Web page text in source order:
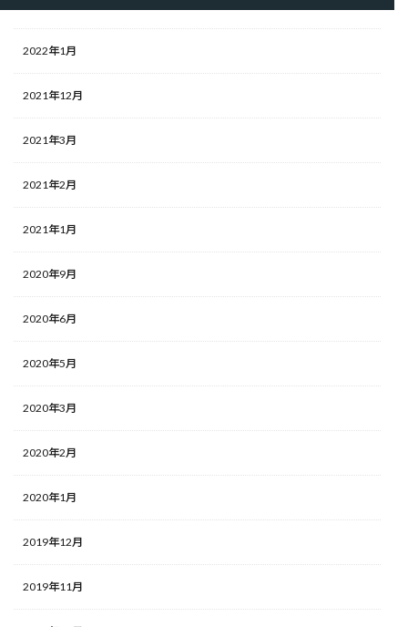
2022年1月
2021年12月
2021年3月
2021年2月
2021年1月
2020年9月
2020年6月
2020年5月
2020年3月
2020年2月
2020年1月
2019年12月
2019年11月